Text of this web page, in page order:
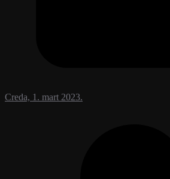
Creda, 1. mart 2023.